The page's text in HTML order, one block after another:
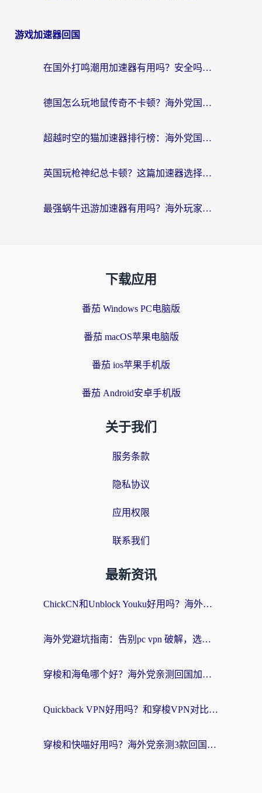
游戏加速器回国
在国外打鸣潮用加速器有用吗？安全吗？海外玩家国服游戏加速全指南
德国怎么玩地鼠传奇不卡顿？海外党国服游戏加速全攻略（含战双EVE实用指南）
超越时空的猫加速器排行榜：海外党国服游戏不卡顿的终极选择指南
英国玩枪神纪总卡顿？这篇加速器选择指南帮你告别延迟（附实测推荐）
最强蜗牛迅游加速器有用吗？海外玩家国服游戏加速避坑指南（附德国玩忍者必须死3流星蝴蝶剑解决办法）
下载应用
番茄 Windows PC电脑版
番茄 macOS苹果电脑版
番茄 ios苹果手机版
番茄 Android安卓手机版
关于我们
服务条款
隐私协议
应用权限
联系我们
最新资讯
ChickCN和Unblock Youku好用吗？海外党亲测3款回国加速器，附iOS免费选择指南
海外党避坑指南：告别pc vpn 破解，选对回国加速器轻松访问国内资源
穿梭和海龟哪个好？海外党亲测回国加速器，附电脑免费VPN推荐
Quickback VPN好用吗？和穿梭VPN对比哪个回国效果更好？海外党必看的真实测评与选择指南
穿梭和快喵好用吗？海外党亲测3款回国加速器，附日本回国VPN避坑指南